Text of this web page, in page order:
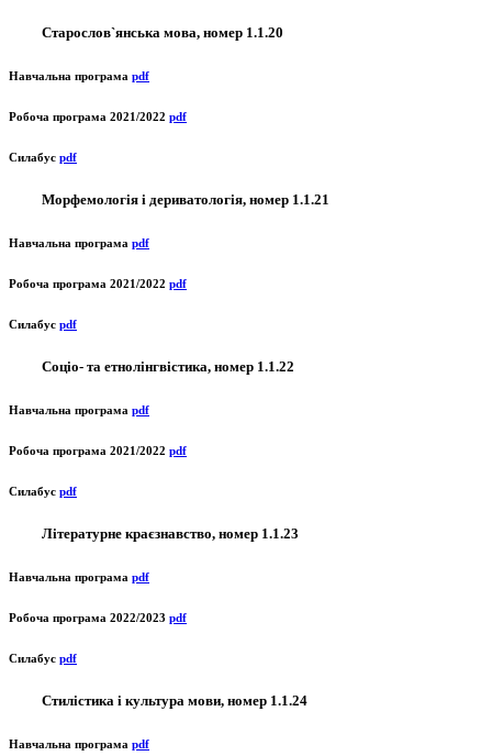
Старослов`янська мова, номер 1.1.20
Навчальна програма pdf
Робоча програма 2021/2022 pdf
Силабус pdf
Морфемологія і дериватологія, номер 1.1.21
Навчальна програма pdf
Робоча програма 2021/2022 pdf
Силабус pdf
Соціо- та етнолінгвістика, номер 1.1.22
Навчальна програма pdf
Робоча програма 2021/2022 pdf
Силабус pdf
Літературне краєзнавство, номер 1.1.23
Навчальна програма pdf
Робоча програма 2022/2023 pdf
Силабус pdf
Стилістика і культура мови, номер 1.1.24
Навчальна програма pdf